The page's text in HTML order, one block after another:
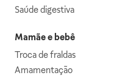
Saúde digestiva
Mamãe e bebê
Troca de fraldas
Amamentação